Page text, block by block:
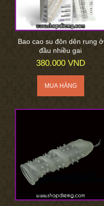
Bao cao su đôn dên rung ở
đầu nhiều gai
380.000 VND